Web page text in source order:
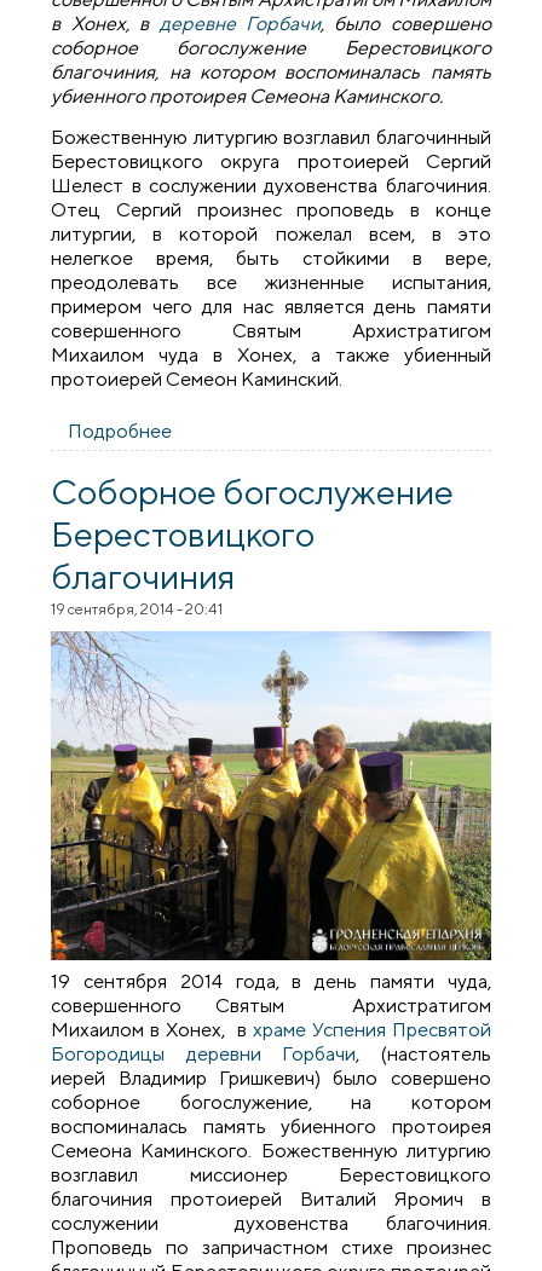
в Хонех, в деревне Горбачи, было совершено
соборное богослужение Берестовицкого
благочиния, на котором воспоминалась память
убиенного протоирея Семеона Каминского.
Божественную литургию возглавил благочинный
Берестовицкого округа протоиерей Сергий
Шелест в сослужении духовенства благочиния.
Отец Сергий произнес проповедь в конце
литургии, в которой пожелал всем, в это
нелегкое время, быть стойкими в вере,
преодолевать все жизненные испытания,
примером чего для нас является день памяти
совершенного Святым Архистратигом
Михаилом чуда в Хонех, а также убиенный
протоиерей Семеон Каминский.
Подробнее
соборное богослужение духовенства
Берестовицкого благочиния
Соборное богослужение
Берестовицкого
благочиния
19 сентября, 2014 - 20:41
19 сентября 2014 года, в день памяти чуда,
совершенного Святым Архистратигом
Михаилом в Хонех, в храме Успения Пресвятой
Богородицы деревни Горбачи, (настоятель
иерей Владимир Гришкевич) было совершено
соборное богослужение, на котором
воспоминалась память убиенного протоирея
Семеона Каминского. Божественную литургию
возглавил миссионер Берестовицкого
благочиния протоиерей Виталий Яромич в
сослужении духовенства благочиния.
Проповедь по запричастном стихе произнес